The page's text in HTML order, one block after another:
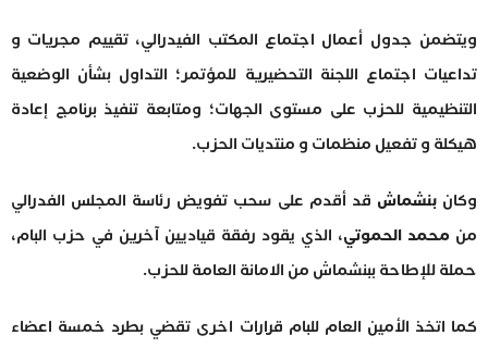
ويتضمن جدول أعمال اجتماع المكتب الفيدرالي، تقييم مجريات و
تداعيات اجتماع اللجنة التحضيرية للمؤتمر؛ التداول بشأن الوضعية
التنظيمية للحزب على مستوى الجهات؛ ومتابعة تنفيذ برنامج إعادة
هيكلة و تفعيل منظمات و منتديات الحزب.
وكان بنشماش قد أقدم على سحب تفويض رئاسة المجلس الفدرالي
من محمد الحموتي، الذي يقود رفقة قياديين آخرين في حزب البام،
حملة للإطاحة ببنشماش من الامانة العامة للحزب.
كما اتخذ الأمين العام للبام قرارات اخرى تقضي بطرد خمسة اعضاء